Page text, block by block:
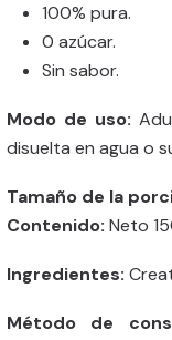
100% pura.
0 azúcar.
Sin sabor.
Modo de uso:
disuelta en agua o
Tamaño de la
Contenido: Neto
Ingredientes:
Método de